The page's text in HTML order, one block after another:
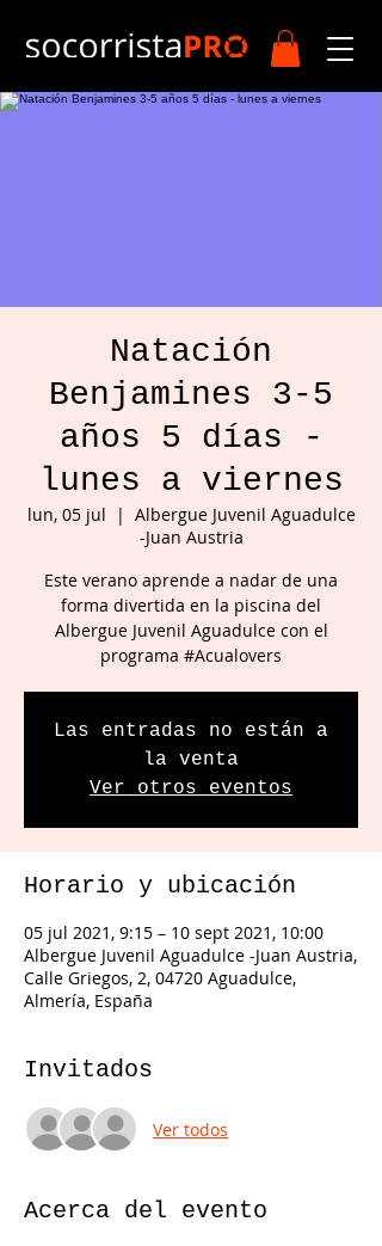
Natación
Benjamines 3-5
años 5 días -
lunes a viernes
lun, 05 jul
  |
Albergue Juvenil Aguadulce
-Juan Austria
Este verano aprende a nadar de una
forma divertida en la piscina del
Albergue Juvenil Aguadulce con el
programa #Acualovers
Las entradas no están a
la venta
Ver otros eventos
Horario y ubicación
05 jul 2021, 9:15 – 10 sept 2021, 10:00
Albergue Juvenil Aguadulce -Juan Austria,
Calle Griegos, 2, 04720 Aguadulce,
Almería, España
Invitados
Ver todos
Acerca del evento